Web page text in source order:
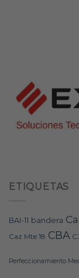
ETIQUETAS
BAI-11 bandera
Caz Mte 18 CBA
Perfeccionamiento